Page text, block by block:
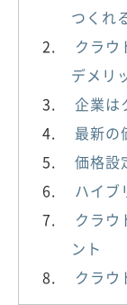
つくれ
クラウ
デメリ
企業は
最新の
価格設
ハイブ
クラウ
ント
クラウ